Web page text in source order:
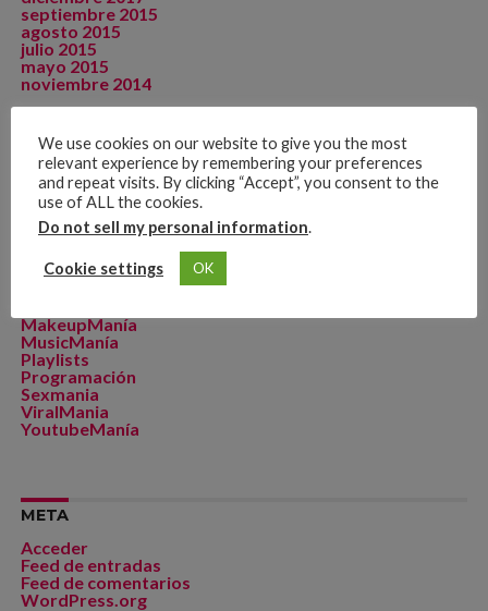
septiembre 2015
agosto 2015
julio 2015
mayo 2015
noviembre 2014
CATEGORÍAS
Artista de La Semana
CineManía
Dicomania TV
FitMania
MakeupManía
MusicManía
Playlists
Programación
Sexmania
ViralMania
YoutubeManía
META
Acceder
Feed de entradas
Feed de comentarios
WordPress.org
We use cookies on our website to give you the most
relevant experience by remembering your preferences
and repeat visits. By clicking “Accept”, you consent to the
use of ALL the cookies.
Do not sell my personal information.
Cookie settings OK